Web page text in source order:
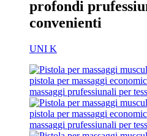
profondi
convenienti
UNI K